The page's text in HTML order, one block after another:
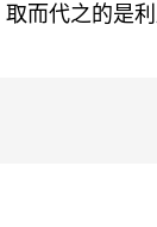
而代之的是